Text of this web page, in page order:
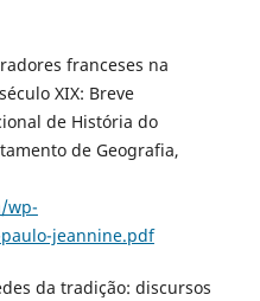
franceses na
XIX: Breve
de História do
de Geografia,
wp-
jeannine.pdf
da tradição: discursos